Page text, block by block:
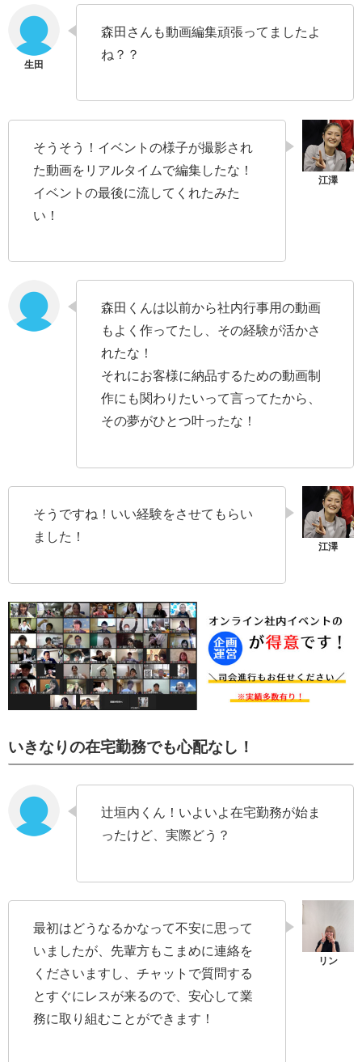
森田さんも動画編集頑張ってましたよ
ね？？
そうそう！イベントの様子が撮影され
た動画をリアルタイムで編集したな！
イベントの最後に流してくれたみた
い！
森田くんは以前から社内行事用の動画
もよく作ってたし、その経験が活かさ
れたな！
それにお客様に納品するための動画制
作にも関わりたいって言ってたから、
その夢がひとつ叶ったな！
そうですね！いい経験をさせてもらい
ました！
いきなりの在宅勤務でも心配なし！
辻垣内くん！いよいよ在宅勤務が始ま
ったけど、実際どう？
最初はどうなるかなって不安に思って
いましたが、先輩方もこまめに連絡を
くださいますし、チャットで質問する
とすぐにレスが来るので、安心して業
務に取り組むことができます！